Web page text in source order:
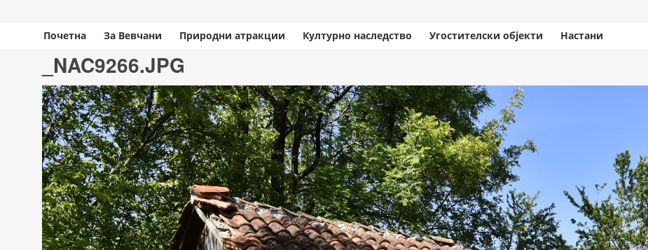
Почетна
За Вевчани Природни атракции Културно наследство Угостителски објекти Настани
You are here
Home» _NAC9266.JPG
_NAC9266.JPG